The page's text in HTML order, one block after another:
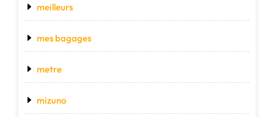
meilleurs
mes bagages
metre
mizuno